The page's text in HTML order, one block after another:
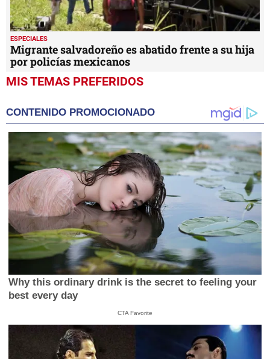
ESPECIALES
Migrante salvadoreño es abatido frente a su hija
por policías mexicanos
MIS TEMAS PREFERIDOS
CONTENIDO PROMOCIONADO
Why this ordinary drink is the secret to feeling your
best every day
CTA Favorite